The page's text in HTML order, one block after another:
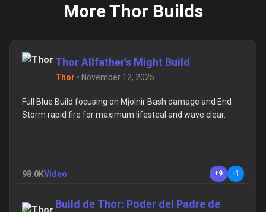
More Thor Builds
Thor Allfather's Might Build
Thor • November 12, 2025
Full Blue Build focusing on Mjolnir Bash damage and End
Storm rapid fire for maximum lifesteal and wave clear.
98.0KVideo +9 -1
Build de Thor: Poder del Padre de